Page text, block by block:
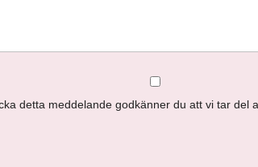
detta meddelande godkänner du att vi tar del